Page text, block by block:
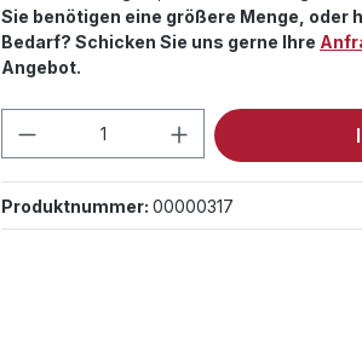
Sie benötigen eine größere Menge, oder
Bedarf? Schicken Sie uns gerne Ihre
Angebot.
Produkt Anzahl: Gib
Produktnummer: 00000317